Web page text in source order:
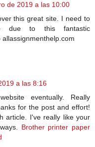
de 2019 a las 10:00
this great site. I need to
due to this fantastic
allassignmenthelp.com
a las 8:16
eventually. Really
for the post and effort!
article. I've really like your
Brother printer paper